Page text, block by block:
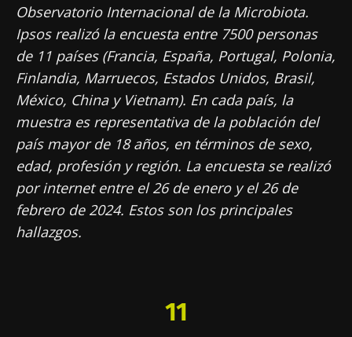
Observatorio Internacional de la Microbiota.
Ipsos realizó la encuesta entre 7500 personas
de 11 países (Francia, España, Portugal, Polonia,
Finlandia, Marruecos, Estados Unidos, Brasil,
México, China y Vietnam). En cada país, la
muestra es representativa de la población del
país mayor de 18 años, en términos de sexo,
edad, profesión y región. La encuesta se realizó
por internet entre el 26 de enero y el 26 de
febrero de 2024. Estos son los principales
hallazgos.
11